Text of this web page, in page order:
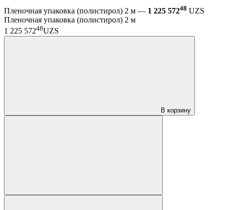
Пленочная упаковка (полистирол) 2 м — 1 225 57248 UZS
Пленочная упаковка (полистирол) 2 м
1 225 57248UZS
В корзину